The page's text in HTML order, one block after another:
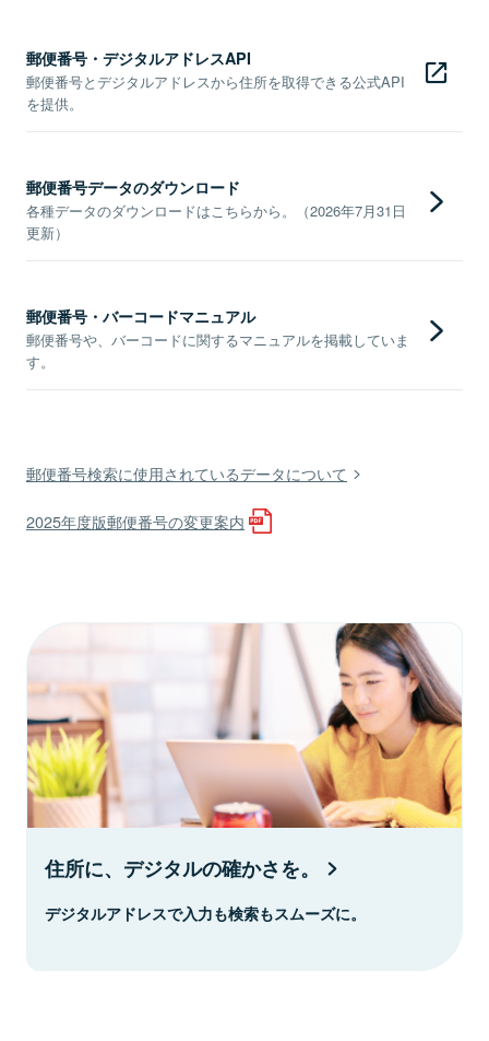
郵便番号・デジタルアドレスAPI
郵便番号とデジタルアドレスから住所を取得できる公式API
を提供。
郵便番号データのダウンロード
各種データのダウンロードはこちらから。（2026年7月31日
更新）
郵便番号・バーコードマニュアル
郵便番号や、バーコードに関するマニュアルを掲載していま
す。
郵便番号検索に使用されているデータについて
2025年度版郵便番号の変更案内
住所に、デジタルの確かさを。
デジタルアドレスで入力も検索もスムーズに。